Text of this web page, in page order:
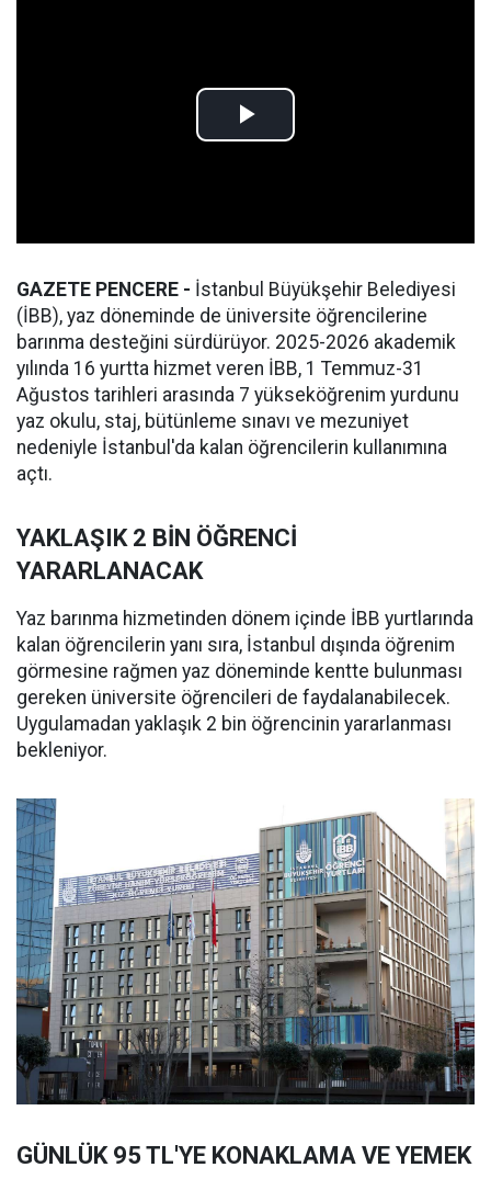
GAZETE PENCERE - İstanbul Büyükşehir Belediyesi
(İBB), yaz döneminde de üniversite öğrencilerine
barınma desteğini sürdürüyor. 2025-2026 akademik
yılında 16 yurtta hizmet veren İBB, 1 Temmuz-31
Ağustos tarihleri arasında 7 yükseköğrenim yurdunu
yaz okulu, staj, bütünleme sınavı ve mezuniyet
nedeniyle İstanbul'da kalan öğrencilerin kullanımına
açtı.
YAKLAŞIK 2 BİN ÖĞRENCİ
YARARLANACAK
Yaz barınma hizmetinden dönem içinde İBB yurtlarında
kalan öğrencilerin yanı sıra, İstanbul dışında öğrenim
görmesine rağmen yaz döneminde kentte bulunması
gereken üniversite öğrencileri de faydalanabilecek.
Uygulamadan yaklaşık 2 bin öğrencinin yararlanması
bekleniyor.
GÜNLÜK 95 TL'YE KONAKLAMA VE YEMEK